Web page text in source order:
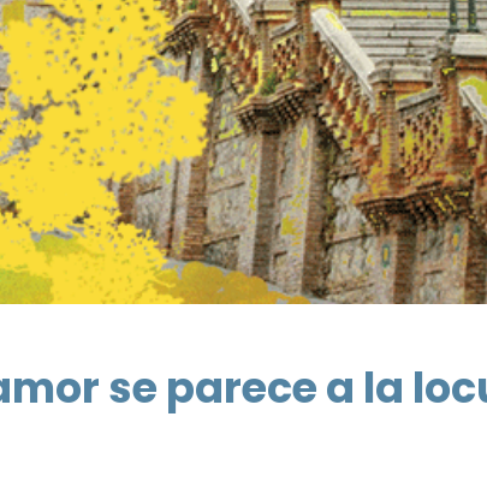
se parece a la